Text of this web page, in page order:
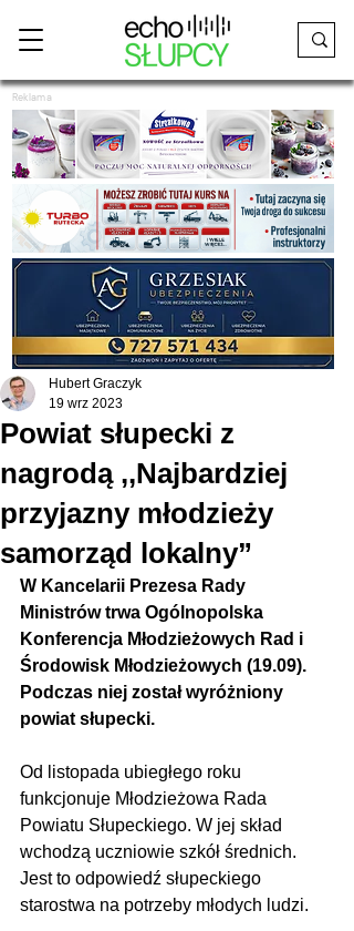
Reklama
Powiat słupecki z
nagrodą ,,Najbardziej
przyjazny młodzieży
samorząd lokalny”
Hubert Graczyk
19 wrz 2023
W Kancelarii Prezesa Rady
Ministrów trwa Ogólnopolska
Konferencja Młodzieżowych Rad i
Środowisk Młodzieżowych (19.09).
Podczas niej został wyróżniony
powiat słupecki.
Od listopada ubiegłego roku
funkcjonuje Młodzieżowa Rada
Powiatu Słupeckiego. W jej skład
wchodzą uczniowie szkół średnich.
Jest to odpowiedź słupeckiego
starostwa na potrzeby młodych ludzi.